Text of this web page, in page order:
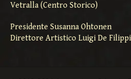
Vetralla (Centro Storico)
Presidente Susanna Ohtonen
Direttore Artistico Luigi De Filippi